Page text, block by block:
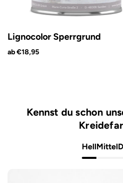
Lignocolor Sperrgrund
ab €18,95
Kennst du schon
HellMittel